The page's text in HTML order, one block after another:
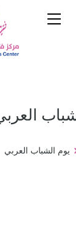
يوم الشباب العربي